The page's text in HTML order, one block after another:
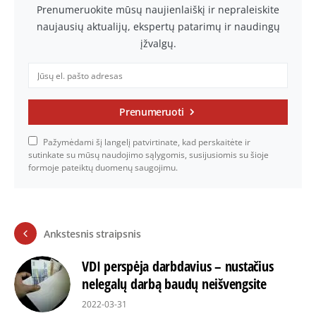
Prenumeruokite mūsų naujienlaiškį ir nepraleiskite
naujausių aktualijų, ekspertų patarimų ir naudingų
įžvalgų.
Prenumeruoti
Pažymėdami šį langelį patvirtinate, kad perskaitėte ir
sutinkate su mūsų naudojimo sąlygomis, susijusiomis su šioje
formoje pateiktų duomenų saugojimu.
Ankstesnis straipsnis
VDI perspėja darbdavius – nustačius
nelegalų darbą baudų neišvengsite
2022-03-31